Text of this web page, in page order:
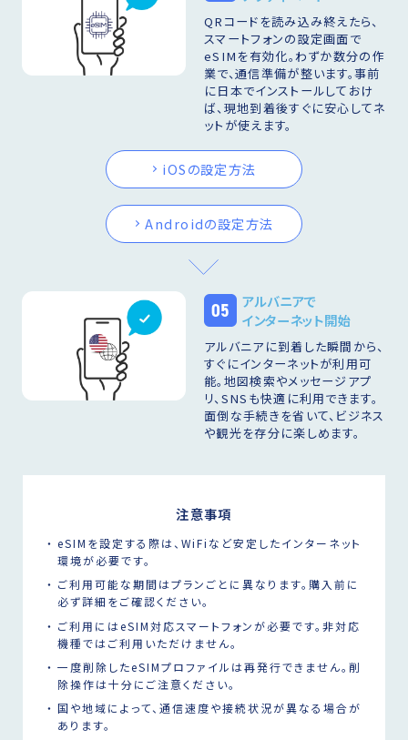
QRコードを読み込み終えたら、
スマートフォンの設定画面で
eSIMを有効化。わずか数分の作
業で、通信準備が整います。事前
に日本でインストールしておけ
ば、現地到着後すぐに安心してネ
ットが使えます。
iOSの設定方法
Androidの設定方法
05
アルバニアで
インターネット開始
アルバニアに到着した瞬間から、
すぐにインターネットが利用可
能。地図検索やメッセージアプ
リ、SNSも快適に利用できます。
面倒な手続きを省いて、ビジネス
や観光を存分に楽しめます。
注意事項
eSIMを設定する際は、WiFiなど安定したインターネット
環境が必要です。
ご利用可能な期間はプランごとに異なります。購入前に
必ず詳細をご確認ください。
ご利用にはeSIM対応スマートフォンが必要です。非対応
機種ではご利用いただけません。
一度削除したeSIMプロファイルは再発行できません。削
除操作は十分にご注意ください。
国や地域によって、通信速度や接続状況が異なる場合が
あります。